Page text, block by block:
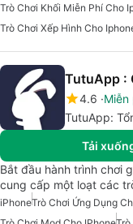
Trò Chơi Khối Miễn Phí Cho
Trò Chơi Xếp Hình Cho
TutuApp :
4.6 Miễn
TutuApp:
Tải
Bắt đầu hành trình chơi
cung cấp một loạt các
iPhoneTrò Chơi Ứng Dụng